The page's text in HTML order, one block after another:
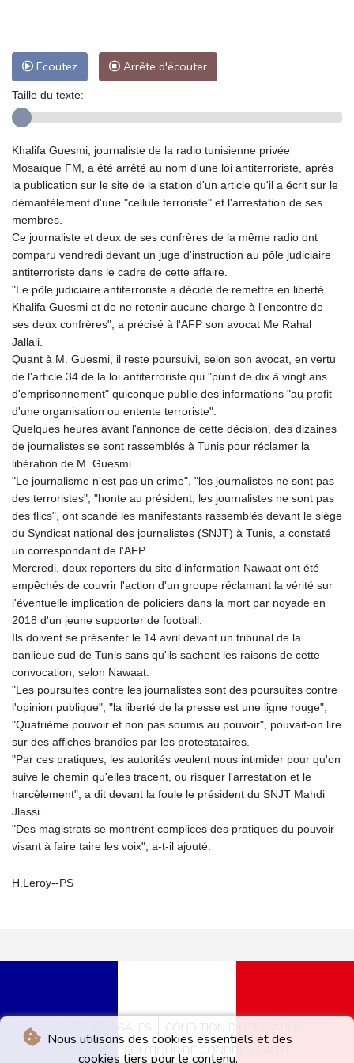
Nous utilisons des cookies essentiels et des
cookies tiers pour le contenu.
Ecoutez Arrête d'écouter
Taille du texte:
Khalifa Guesmi, journaliste de la radio tunisienne privée
Mosaïque FM, a été arrêté au nom d'une loi antiterroriste, après
la publication sur le site de la station d'un article qu'il a écrit sur le
démantèlement d'une "cellule terroriste" et l'arrestation de ses
membres.
Ce journaliste et deux de ses confrères de la même radio ont
comparu vendredi devant un juge d'instruction au pôle judiciaire
antiterroriste dans le cadre de cette affaire.
"Le pôle judiciaire antiterroriste a décidé de remettre en liberté
Khalifa Guesmi et de ne retenir aucune charge à l'encontre de
ses deux confrères", a précisé à l'AFP son avocat Me Rahal
Jallali.
Quant à M. Guesmi, il reste poursuivi, selon son avocat, en vertu
de l'article 34 de la loi antiterroriste qui "punit de dix à vingt ans
d'emprisonnement" quiconque publie des informations "au profit
d'une organisation ou entente terroriste".
Quelques heures avant l'annonce de cette décision, des dizaines
de journalistes se sont rassemblés à Tunis pour réclamer la
libération de M. Guesmi.
"Le journalisme n'est pas un crime", "les journalistes ne sont pas
des terroristes", "honte au président, les journalistes ne sont pas
des flics", ont scandé les manifestants rassemblés devant le siège
du Syndicat national des journalistes (SNJT) à Tunis, a constaté
un correspondant de l'AFP.
Mercredi, deux reporters du site d'information Nawaat ont été
empêchés de couvrir l'action d'un groupe réclamant la vérité sur
l'éventuelle implication de policiers dans la mort par noyade en
2018 d'un jeune supporter de football.
Ils doivent se présenter le 14 avril devant un tribunal de la
banlieue sud de Tunis sans qu'ils sachent les raisons de cette
convocation, selon Nawaat.
"Les poursuites contre les journalistes sont des poursuites contre
l'opinion publique", "la liberté de la presse est une ligne rouge",
"Quatrième pouvoir et non pas soumis au pouvoir", pouvait-on lire
sur des affiches brandies par les protestataires.
"Par ces pratiques, les autorités veulent nous intimider pour qu'on
suive le chemin qu'elles tracent, ou risquer l'arrestation et le
harcèlement", a dit devant la foule le président du SNJT Mahdi
Jlassi.
"Des magistrats se montrent complices des pratiques du pouvoir
visant à faire taire les voix", a-t-il ajouté.
H.Leroy--PS
MENTIONS LÉGALES
CONDITION D'UTILISATION
PUBLICITÉ
POLITIQUE DE CONFIDENTIALITÉ